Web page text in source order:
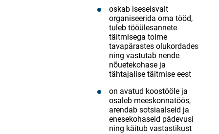
oskab iseseisvalt
organiseerida oma tööd,
tuleb tööülesannete
täitmisega toime
tavapärastes olukordades
ning vastutab nende
nõuetekohase ja
tähtajalise täitmise eest
on avatud koostööle ja
osaleb meeskonnatöös,
arendab sotsiaalseid ja
enesekohaseid pädevusi
ning käitub vastastikust